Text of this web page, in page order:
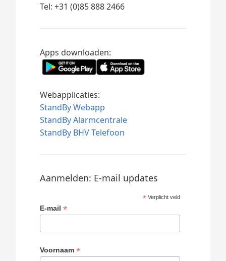
Tel: +31 (0)85 888 2466
Apps downloaden:
Webapplicaties:
StandBy Webapp
StandBy Alarmcentrale
StandBy BHV Telefoon
Aanmelden: E-mail updates
* Verplicht veld
E-mail*
Voornaam*